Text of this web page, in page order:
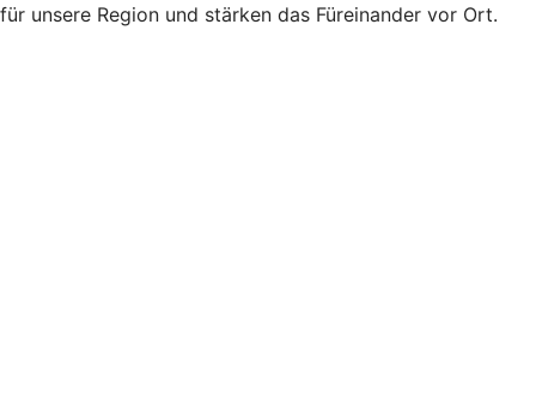
für unsere Region und stärken das Füreinander vor Ort.